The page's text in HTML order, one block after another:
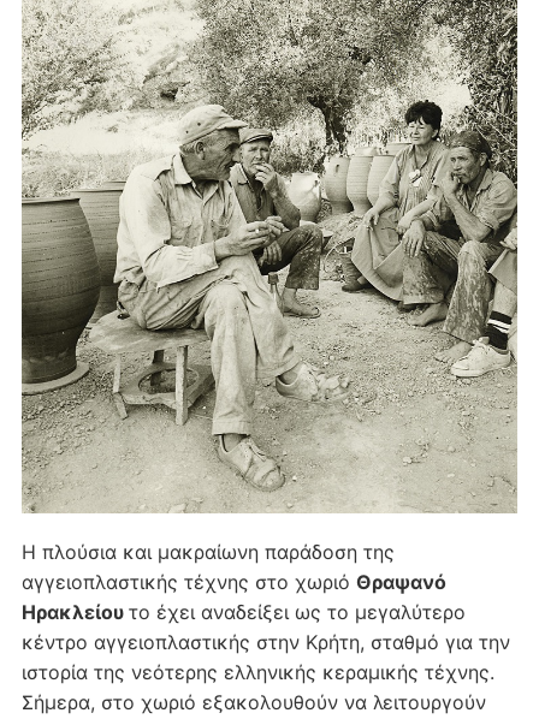
Η πλούσια και μακραίωνη παράδοση της
αγγειοπλαστικής τέχνης στο χωριό Θραψανό
Ηρακλείου το έχει αναδείξει ως το μεγαλύτερο
κέντρο αγγειοπλαστικής στην Κρήτη, σταθμό για την
ιστορία της νεότερης ελληνικής κεραμικής τέχνης.
Σήμερα, στο χωριό εξακολουθούν να λειτουργούν